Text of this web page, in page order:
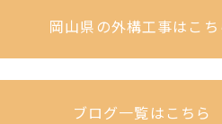
岡山県の外構工事はこち
ブログ一覧はこちら